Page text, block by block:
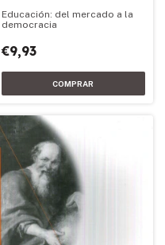
Educación: del mercado a la
democracia
€9,93